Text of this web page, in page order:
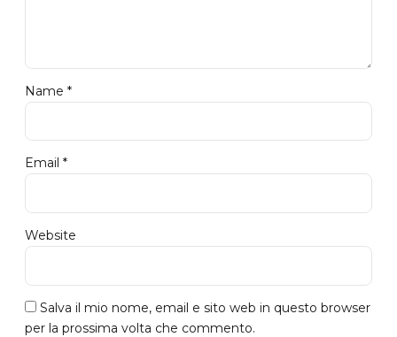
Name *
Email *
Website
Salva il mio nome, email e sito web in questo browser
per la prossima volta che commento.